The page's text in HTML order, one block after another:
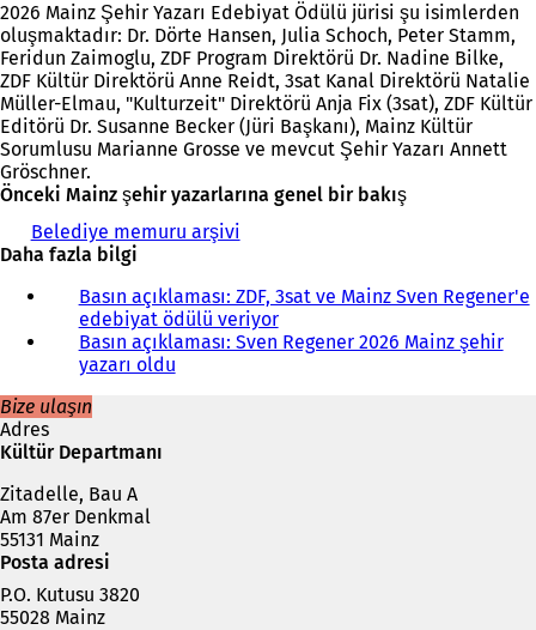
2026 Mainz Şehir Yazarı Edebiyat Ödülü jürisi şu isimlerden
oluşmaktadır: Dr. Dörte Hansen, Julia Schoch, Peter Stamm,
Feridun Zaimoglu, ZDF Program Direktörü Dr. Nadine Bilke,
ZDF Kültür Direktörü Anne Reidt, 3sat Kanal Direktörü Natalie
Müller-Elmau, "Kulturzeit" Direktörü Anja Fix (3sat), ZDF Kültür
Editörü Dr. Susanne Becker (Jüri Başkanı), Mainz Kültür
Sorumlusu Marianne Grosse ve mevcut Şehir Yazarı Annett
Gröschner.
Önceki Mainz şehir yazarlarına genel bir bakış
Belediye memuru arşivi
Daha fazla bilgi
Basın açıklaması: ZDF, 3sat ve Mainz Sven Regener'e
edebiyat ödülü veriyor
Basın açıklaması: Sven Regener 2026 Mainz şehir
yazarı oldu
Bize ulaşın
Adres
Kültür Departmanı
Zitadelle, Bau A
Am 87er Denkmal
55131 Mainz
Posta adresi
P.O. Kutusu 3820
55028 Mainz